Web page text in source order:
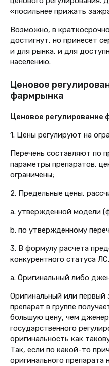
«посильнее прижать
Возможно, в
достигнут, но принесет
и для рынка, и для
населению.
Ценовое
фармрынка
Ценовое регулирование
1. Цены регулируют на
Перечень составляют по
параметры препаратов,
ограничены;
2. Предельные цены,
a. утвержденной модели
b. по утвержденному
3. В формулу расчета
конкурентного статуса ЛС.
a. Оригинальный либо
Оригинальный или первый
препарат в группе
большую цену, чем
государственного
оригинальность как
Так, если по какой-то
оригинального препарата